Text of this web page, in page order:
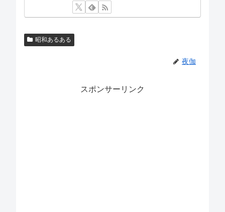
昭和あるある
夜伽
スポンサーリンク